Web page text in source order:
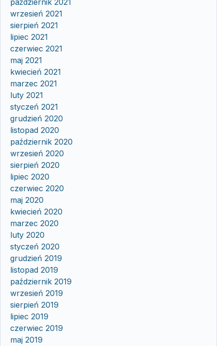
październik 2021
wrzesień 2021
sierpień 2021
lipiec 2021
czerwiec 2021
maj 2021
kwiecień 2021
marzec 2021
luty 2021
styczeń 2021
grudzień 2020
listopad 2020
październik 2020
wrzesień 2020
sierpień 2020
lipiec 2020
czerwiec 2020
maj 2020
kwiecień 2020
marzec 2020
luty 2020
styczeń 2020
grudzień 2019
listopad 2019
październik 2019
wrzesień 2019
sierpień 2019
lipiec 2019
czerwiec 2019
maj 2019